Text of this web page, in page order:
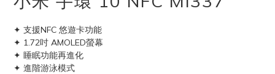
✦ 支援NFC 悠遊卡功能
✦ 1.72吋 AMOLED螢幕
✦ 睡眠功能再進化
✦ 進階游泳模式